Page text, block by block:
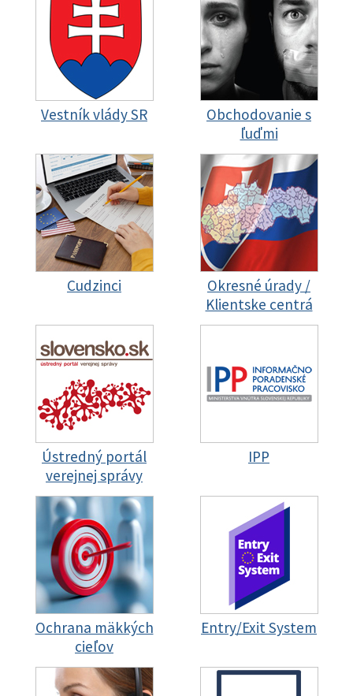
Vestník vlády SR
Obchodovanie s
ľuďmi
Cudzinci
Okresné úrady /
Klientske centrá
Ústredný portál
verejnej správy
IPP
Ochrana mäkkých
cieľov
Entry/Exit System